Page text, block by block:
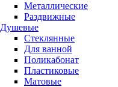
Металлические
Раздвижные
Душевые
Стеклянные
Для ванной
Поликабонат
Пластиковые
Матовые